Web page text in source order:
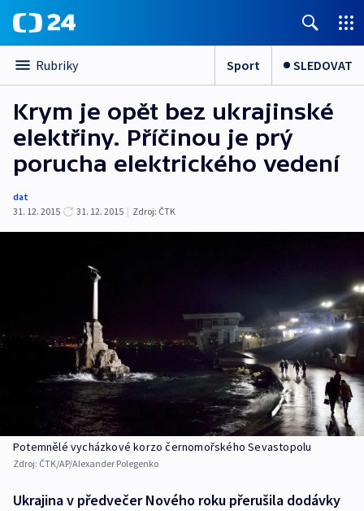
Rubriky Sport SLEDOVAT
Krym je opět bez ukrajinské
elektřiny. Příčinou je prý
porucha elektrického vedení
dat
31. 12. 2015
31. 12. 2015 | Zdroj: ČTK
Potemnělé vycházkové korzo černomořského Sevastopolu
Zdroj: ČTK/AP/Alexander Polegenko
Ukrajina v předvečer Nového roku přerušila dodávky